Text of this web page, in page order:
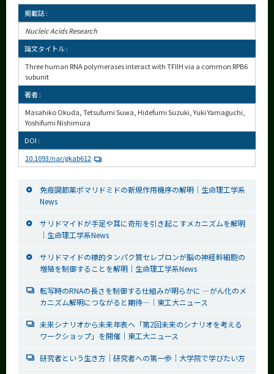
掲載誌 :
Nucleic Acids Research
論文タイトル :
Three human RNA polymerases interact with TFIIH via a common RPB6
subunit
著者 :
Masahiko Okuda, Tetsufumi Suwa, Hidefumi Suzuki, Yuki Yamaguchi,
Yoshifumi Nishimura
DOI :
10.1093/nar/gkab612
免疫調節薬ポマリドミドの新規作用機序の解明｜生命理工学系
News
サリドマイドが手足や耳に奇形を引き起こすメカニズムを解明
｜生命理工学系News
サリドマイドの標的タンパク質セレブロンが脳の神経幹細胞の
増殖を制御することを解明｜生命理工学系News
転写時のRNAの長さを制御する仕組みが明らかに ―がん化のメ
カニズム解明につながると期待―｜東工大ニュース
未来シナリオから未来年表へ「第2回未来のシナリオを考える
ワークショップ」を開催｜東工大ニュース
研究者という生き方｜研究者への第一歩｜大学院で学びたい方